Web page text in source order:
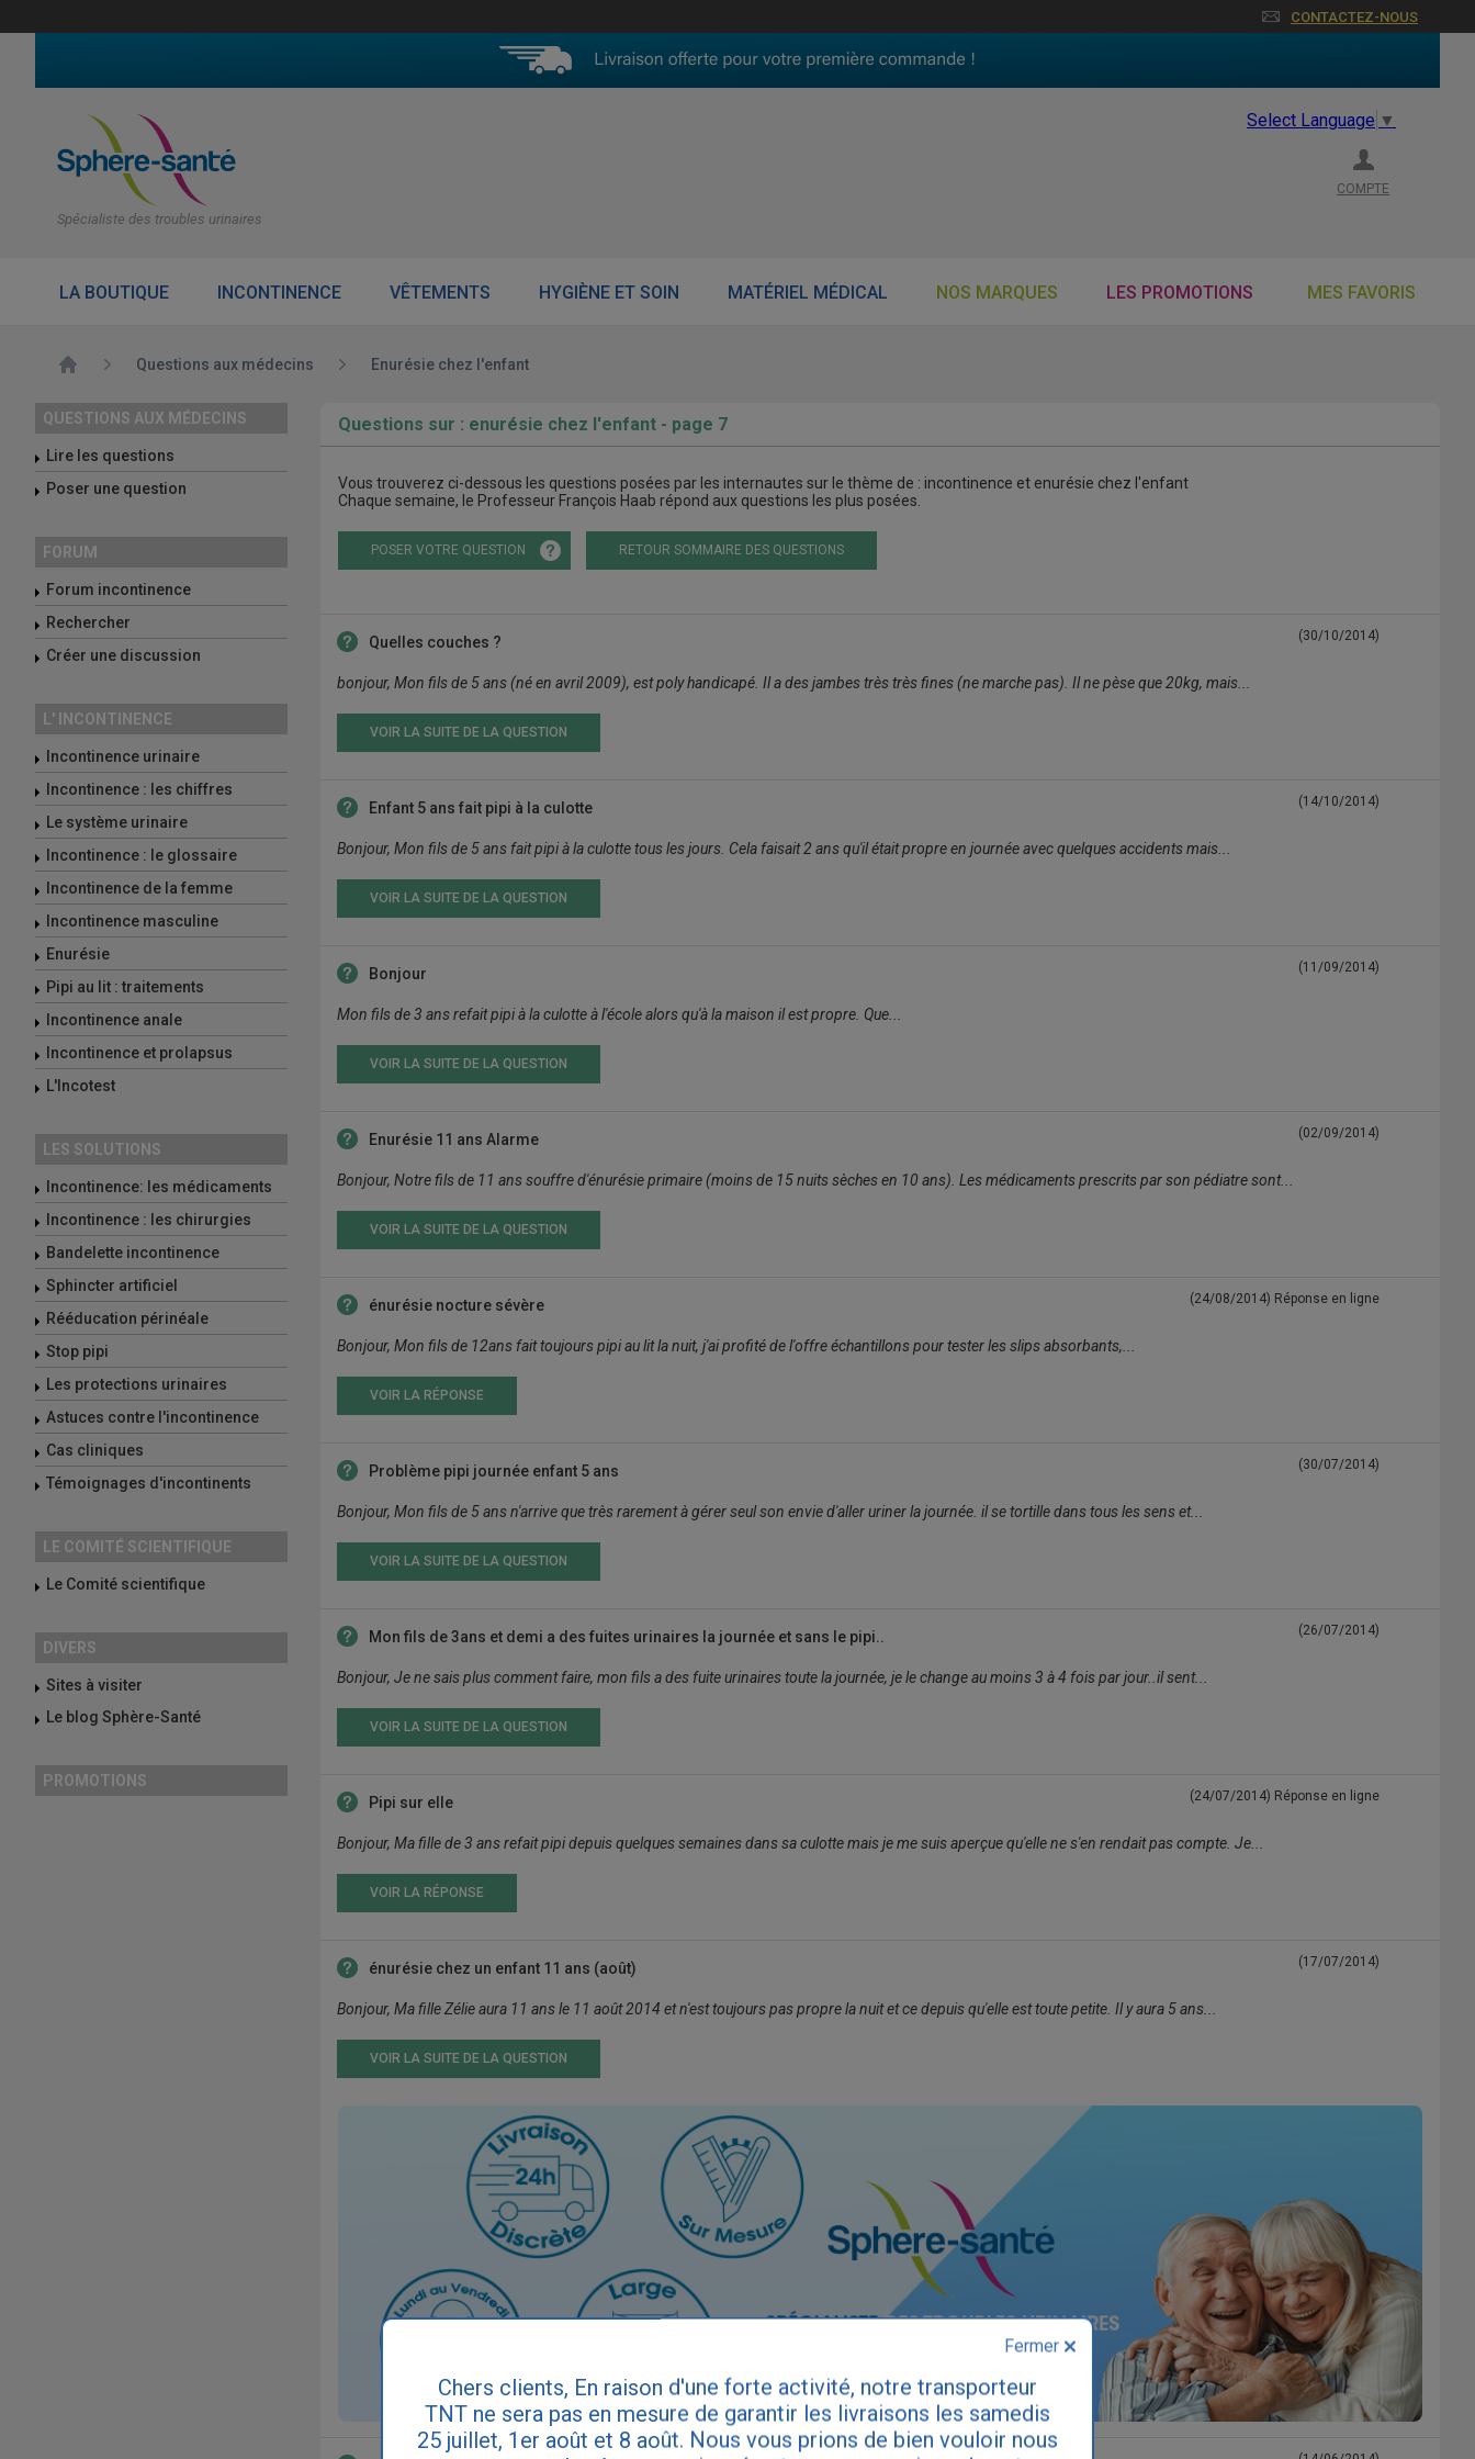
CONTACTEZ-NOUS
Spécialiste des troubles urinaires
Select Language ▼
COMPTE
LA BOUTIQUE INCONTINENCE VÊTEMENTS HYGIÈNE ET SOIN MATÉRIEL MÉDICAL NOS MARQUES LES PROMOTIONS MES FAVORIS
Accueil Questions aux médecins Enurésie chez l'enfant
QUESTIONS AUX MÉDECINS
Lire les questions
Poser une question
FORUM
Forum incontinence
Rechercher
Créer une discussion
L' INCONTINENCE
Incontinence urinaire
Incontinence : les chiffres
Le système urinaire
Incontinence : le glossaire
Incontinence de la femme
Incontinence masculine
Enurésie
Pipi au lit : traitements
Incontinence anale
Incontinence et prolapsus
L'Incotest
LES SOLUTIONS
Incontinence: les médicaments
Incontinence : les chirurgies
Bandelette incontinence
Sphincter artificiel
Rééducation périnéale
Stop pipi
Les protections urinaires
Astuces contre l'incontinence
Cas cliniques
Témoignages d'incontinents
LE COMITÉ SCIENTIFIQUE
Le Comité scientifique
DIVERS
Sites à visiter
Le blog Sphère-Santé
PROMOTIONS
Questions sur : enurésie chez l'enfant - page 7
Vous trouverez ci-dessous les questions posées par les internautes sur le thème de : incontinence et enurésie chez l'enfant
Chaque semaine, le Professeur François Haab répond aux questions les plus posées.
POSER VOTRE QUESTION RETOUR SOMMAIRE DES QUESTIONS
Quelles couches ? (30/10/2014)
bonjour, Mon fils de 5 ans (né en avril 2009), est poly handicapé. Il a des jambes très très fines (ne marche pas). Il ne pèse que 20kg, mais...
VOIR LA SUITE DE LA QUESTION
Enfant 5 ans fait pipi à la culotte (14/10/2014)
Bonjour, Mon fils de 5 ans fait pipi à la culotte tous les jours. Cela faisait 2 ans qu'il était propre en journée avec quelques accidents mais...
VOIR LA SUITE DE LA QUESTION
Bonjour (11/09/2014)
Mon fils de 3 ans refait pipi à la culotte à l'école alors qu'à la maison il est propre. Que...
VOIR LA SUITE DE LA QUESTION
Enurésie 11 ans Alarme (02/09/2014)
Bonjour, Notre fils de 11 ans souffre d'énurésie primaire (moins de 15 nuits sèches en 10 ans). Les médicaments prescrits par son pédiatre sont...
VOIR LA SUITE DE LA QUESTION
énurésie nocture sévère (24/08/2014) Réponse en ligne
Bonjour, Mon fils de 12ans fait toujours pipi au lit la nuit, j'ai profité de l'offre échantillons pour tester les slips absorbants,...
VOIR LA RÉPONSE
Problème pipi journée enfant 5 ans (30/07/2014)
Bonjour, Mon fils de 5 ans n'arrive que très rarement à gérer seul son envie d'aller uriner la journée. il se tortille dans tous les sens et...
VOIR LA SUITE DE LA QUESTION
Mon fils de 3ans et demi a des fuites urinaires la journée et sans le pipi.. (26/07/2014)
Bonjour, Je ne sais plus comment faire, mon fils a des fuite urinaires toute la journée, je le change au moins 3 à 4 fois par jour..il sent...
VOIR LA SUITE DE LA QUESTION
Pipi sur elle (24/07/2014) Réponse en ligne
Bonjour, Ma fille de 3 ans refait pipi depuis quelques semaines dans sa culotte mais je me suis aperçue qu'elle ne s'en rendait pas compte. Je...
VOIR LA RÉPONSE
énurésie chez un enfant 11 ans (août) (17/07/2014)
Bonjour, Ma fille Zélie aura 11 ans le 11 août 2014 et n'est toujours pas propre la nuit et ce depuis qu'elle est toute petite. Il y aura 5 ans...
VOIR LA SUITE DE LA QUESTION
Chers clients, En raison d'une forte activité, notre transporteur
TNT ne sera pas en mesure de garantir les livraisons les samedis
25 juillet, 1er août et 8 août. Nous vous prions de bien vouloir nous
Fermer